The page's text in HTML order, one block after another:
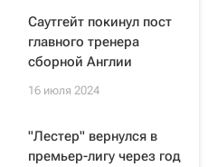
Саутгейт покинул пост
главного тренера
сборной Англии
16 июля 2024
"Лестер" вернулся в
премьер-лигу через год